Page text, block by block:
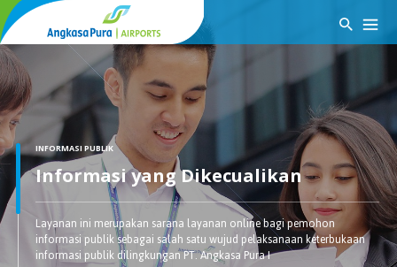
INFORMASI PUBLIK
Informasi yang Dikecualikan
Layanan ini merupakan sarana layanan online bagi pemohon
informasi publik sebagai salah satu wujud pelaksanaan keterbukaan
informasi publik dilingkungan PT. Angkasa Pura I